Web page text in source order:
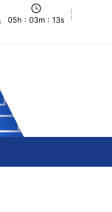
05h : 03m : 14s